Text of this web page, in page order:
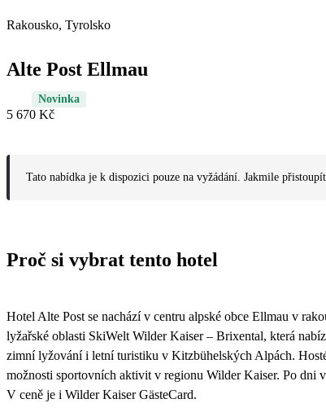
Rakousko, Tyrolsko
Alte Post Ellmau
Novinka
5 670 Kč
Tato nabídka je k dispozici pouze na vyžádání. Jakmile
Proč si vybrat tento hotel
Hotel Alte Post se nachází v centru alpské obce Ellmau v
lyžařské oblasti SkiWelt Wilder Kaiser – Brixental, která
zimní lyžování i letní turistiku v Kitzbühelských Alpách.
možnosti sportovních aktivit v regionu Wilder Kaiser. Po dni
V ceně je i Wilder Kaiser GästeCard.